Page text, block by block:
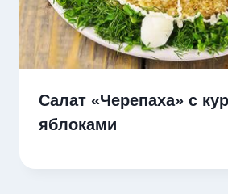
Салат «Черепаха» с
яблоками